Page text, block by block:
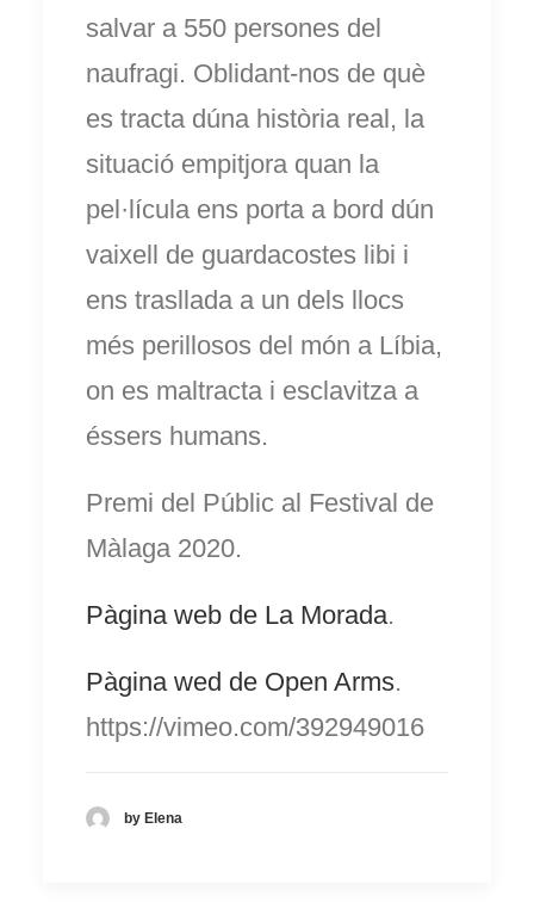
salvar a 550 persones del
naufragi. Oblidant-nos de què
es tracta dúna història real, la
situació empitjora quan la
pel·lícula ens porta a bord dún
vaixell de guardacostes libi i
ens trasllada a un dels llocs
més perillosos del món a Líbia,
on es maltracta i esclavitza a
éssers humans.
Premi del Públic al Festival de
Màlaga 2020.
Pàgina web de La Morada.
Pàgina wed de Open Arms.
https://vimeo.com/392949016
by Elena